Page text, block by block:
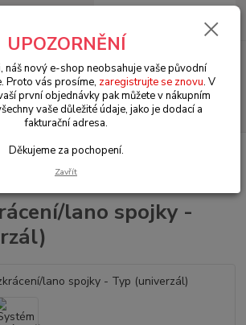
Menu
Hledat
0 Kč
(1938 » 03)
Motory & díly (Engines & parts)
lano spojky -
UPOZORNĚNÍ
náš nový e-shop neobsahuje vaše původní
Proto vás prosíme, zaregistrujte se znovu. V
první objednávky pak můžete v nákupním
vaše důležité údaje, jako je dodací a
fakturační adresa.
Děkujeme za pochopení.
Zavřít